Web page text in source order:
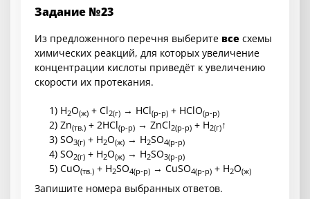
Задание №23
Из предложенного перечня выберите все схемы
химических реакций, для которых увеличение
концентрации кислоты приведёт к увеличению
скорости их протекания.
1) H2O(ж) + Cl2(г) → HCl(р-р) + HClO(р-р)
2) Zn(тв.) + 2HCl(р-р) → ZnCl2(р-р) + H2(г)↑
3) SO3(г) + H2O(ж) → H2SO4(р-р)
4) SO2(г) + H2O(ж) → H2SO3(р-р)
5) CuO(тв.) + H2SO4(р-р) → CuSO4(р-р) + H2O(ж)
Запишите номера выбранных ответов.